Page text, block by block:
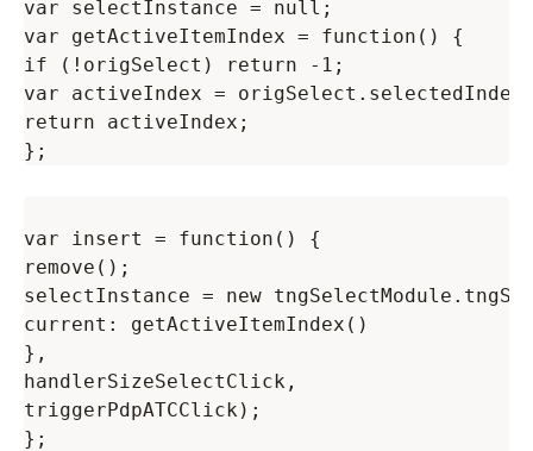
var selectInstance = null;
var getActiveItemIndex = function() {
if (!origSelect) return -1;
var activeIndex =
return activeIndex;
var insert = function() {
remove();
selectInstance = new
current: getActiveItemIndex()
},
handlerSizeSelectClick,
triggerPdpATCClick);
};